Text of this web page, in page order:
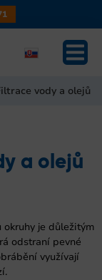
vody a olejů
a olejů
je důležitým
odstraní pevné
využívají